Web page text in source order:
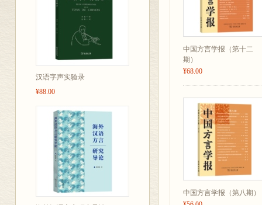
汉语字声实验录
¥88.00
中国方言学报（第十二
期）
¥68.00
中国方言学报（第八期）